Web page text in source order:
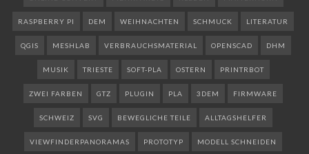
RASPBERRY PI DEM WEIHNACHTEN SCHMUCK LITERATUR
QGIS MESHLAB VERBRAUCHSMATERIAL OPENSCAD DHM
MUSIK TRIESTE SOFT-PLA OSTERN PRINTRBOT
ZWEI FARBEN GTZ PLUGIN PLA 3DEM FIRMWARE
SCHWEIZ SVG BEWEGLICHE TEILE ALLTAGSHELFER
VIEWFINDERPANORAMAS PROTOTYP MODELL SCHNEIDEN